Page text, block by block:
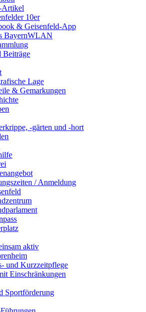
Artikel
10er
& Geisenfeld-App
BayernWLAN
Beiträge
Lage
& Gemarkungen
-gärten und -hort
/ Anmeldung
aktiv
und Kurzzeitpflege
Einschränkungen
Sportförderung